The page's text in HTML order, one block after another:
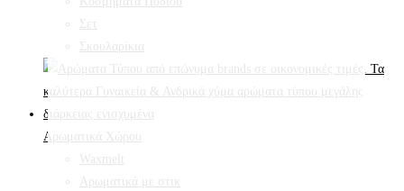
Σετ
Σκουλαρίκια
Αρωματικά Χώρου
Waxmelt
Αρωματικά με στικ